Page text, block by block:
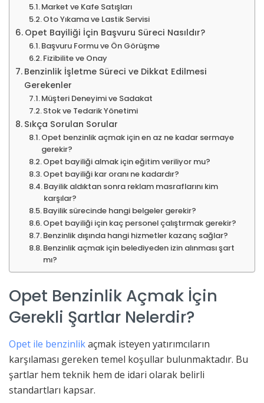
Market ve Kafe Satışları
Oto Yıkama ve Lastik Servisi
Opet Bayiliği İçin Başvuru Süreci Nasıldır?
Başvuru Formu ve Ön Görüşme
Fizibilite ve Onay
Benzinlik İşletme Süreci ve Dikkat Edilmesi
Gerekenler
Müşteri Deneyimi ve Sadakat
Stok ve Tedarik Yönetimi
Sıkça Sorulan Sorular
Opet benzinlik açmak için en az ne kadar sermaye
gerekir?
Opet bayiliği almak için eğitim veriliyor mu?
Opet bayiliği kar oranı ne kadardır?
Bayilik aldıktan sonra reklam masraflarını kim
karşılar?
Bayilik sürecinde hangi belgeler gerekir?
Opet bayiliği için kaç personel çalıştırmak gerekir?
Benzinlik dışında hangi hizmetler kazanç sağlar?
Benzinlik açmak için belediyeden izin alınması şart
mı?
Opet Benzinlik Açmak İçin
Gerekli Şartlar Nelerdir?
Opet ile benzinlikaçmak isteyen yatırımcıların
karşılaması gereken temel koşullar bulunmaktadır. Bu
şartlar hem teknik hem de idari olarak belirli
standartları kapsar.